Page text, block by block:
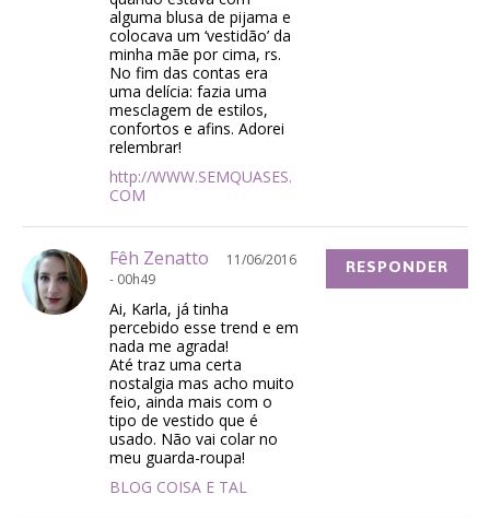
alguma blusa de pijama e
colocava um ‘vestidão’ da
minha mãe por cima, rs.
No fim das contas era
uma delícia: fazia uma
mesclagem de estilos,
confortos e afins. Adorei
relembrar!
http://WWW.SEMQUASES.
COM
Fêh Zenatto
11/06/2016
- 00h49
Ai, Karla, já tinha
percebido esse trend e em
nada me agrada!
Até traz uma certa
nostalgia mas acho muito
feio, ainda mais com o
tipo de vestido que é
usado. Não vai colar no
meu guarda-roupa!
BLOG COISA E TAL
RESPONDER